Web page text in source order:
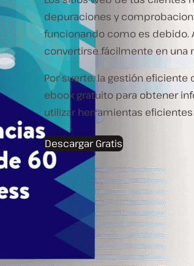
depuraciones y
funcionando como es debido.
convertirse fácilmente en una
Por suerte, la gestión eficiente
ebook gratuito para obtener
utilizar herramientas
Descargar Gratis